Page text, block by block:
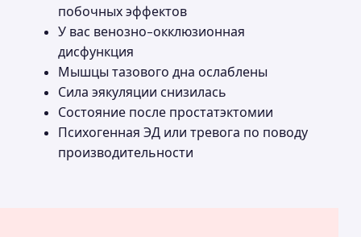
побочных эффектов
У вас венозно-окклюзионная
дисфункция
Мышцы тазового дна ослаблены
Сила эякуляции снизилась
Состояние после простатэктомии
Психогенная ЭД или тревога по поводу
производительности